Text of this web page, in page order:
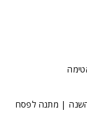
| מתנה לפסח